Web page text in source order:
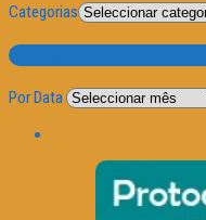
Categorias
Por Data
Por Data